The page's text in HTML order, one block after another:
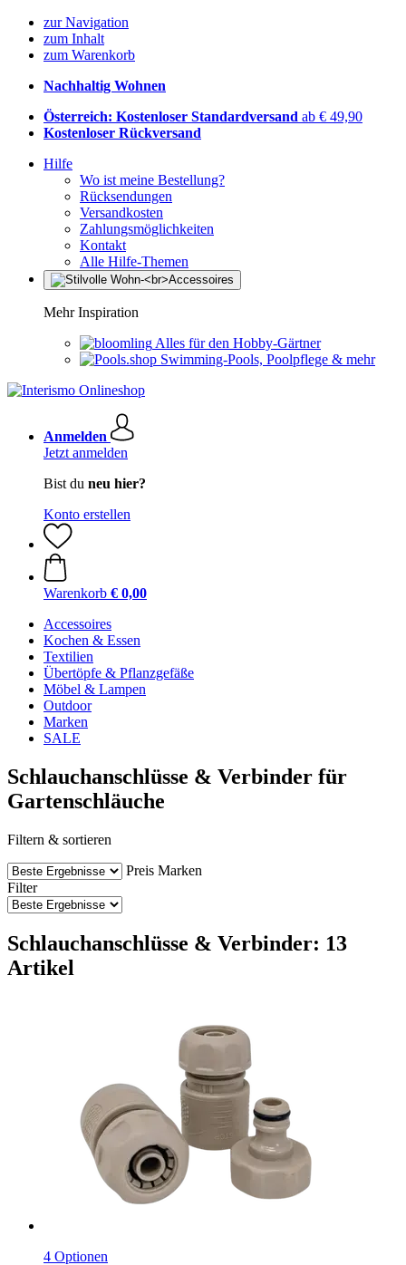
zur Navigation
zum Inhalt
zum Warenkorb
Nachhaltig Wohnen
Österreich: Kostenloser Standardversand ab € 49,90
Kostenloser Rückversand
Hilfe
Wo ist meine Bestellung?
Rücksendungen
Versandkosten
Zahlungsmöglichkeiten
Kontakt
Alle Hilfe-Themen
Mehr Inspiration
Alles für den Hobby-Gärtner
Swimming-Pools, Poolpflege & mehr
Anmelden
Jetzt anmelden
Bist du neu hier?
Konto erstellen
Warenkorb € 0,00
Accessoires
Kochen & Essen
Textilien
Übertöpfe & Pflanzgefäße
Möbel & Lampen
Outdoor
Marken
SALE
Schlauchanschlüsse & Verbinder für
Gartenschläuche
Filtern & sortieren
Preis Marken
Filter
Schlauchanschlüsse & Verbinder: 13
Artikel
4 Optionen